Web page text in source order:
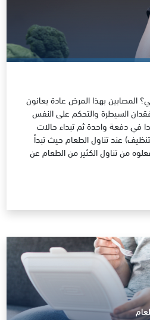
المصابين بهذا المرض عادة يعانون
السيطرة والتحكم على النفس
في دفعة واحدة ثم تبداء حالات
عند تناول الطعام حيث تبدأ
من تناول الكثير من الطعام عن